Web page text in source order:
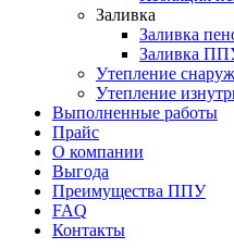
Заливка
Заливка
Заливка
Утепление
Утепление
Выполненные работы
Прайс
О компании
Выгода
Преимущества ППУ
FAQ
Контакты